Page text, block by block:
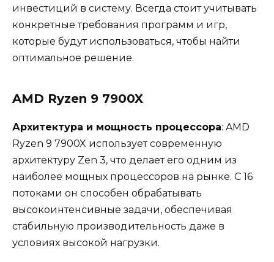
инвестиций в систему. Всегда стоит учитывать
конкретные требования программ и игр,
которые будут использоваться, чтобы найти
оптимальное решение.
AMD Ryzen 9 7900X
Архитектура и мощность процессора: AMD
Ryzen 9 7900X использует современную
архитектуру Zen 3, что делает его одним из
наиболее мощных процессоров на рынке. С 16
потоками он способен обрабатывать
высокоинтенсивные задачи, обеспечивая
стабильную производительность даже в
условиях высокой нагрузки.